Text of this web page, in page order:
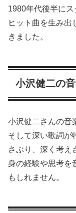
1980年代後半に
ヒット曲を生み出
きました。
小沢健二の
小沢健二さんの音
そして深い歌詞が
さぶり、深く考え
身の経験や思考を
もしれません。